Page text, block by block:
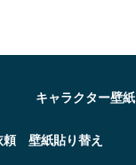
キャラクター壁紙
頼 壁紙貼り替え